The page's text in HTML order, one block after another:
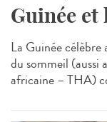
Guinée
La Guinée célèbre
du sommeil (aussi
africaine – THA)